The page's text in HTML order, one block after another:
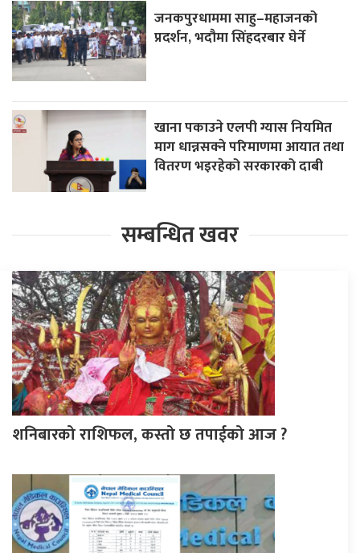
जनकपुरधाममा साहु–महाजनको
प्रदर्शन, भदौमा सिंहदरबार घेर्ने
खाना पकाउने एलपी ग्यास नियमित
माग धान्नसक्ने परिमाणमा आयात तथा
वितरण भइरहेको सरकारको दाबी
सम्बन्धित खवर
शनिबारको राशिफल, कस्तो छ तपाईको आज ?